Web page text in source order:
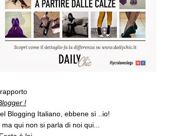
!
Blogging Italiano, ebbene sì ..io!
qui non si parla di noi qui...